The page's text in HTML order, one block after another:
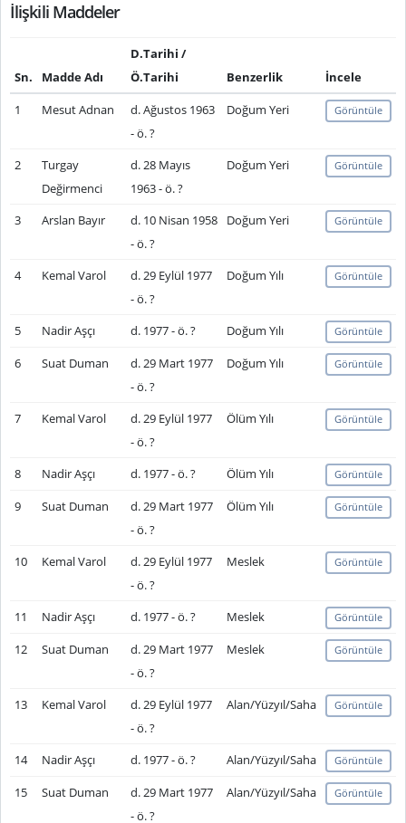
İlişkili Maddeler
Sn. Madde Adı
D.Tarihi /
Ö.Tarihi
Benzerlik
İncele
1
Mesut Adnan
d. Ağustos 1963
- ö. ?
Doğum Yeri Görüntüle
2
Turgay
Değirmenci
d. 28 Mayıs
1963 - ö. ?
Doğum Yeri Görüntüle
3 Arslan Bayır
d. 10 Nisan 1958
- ö. ?
Doğum Yeri Görüntüle
4 Kemal Varol
d. 29 Eylül 1977
- ö. ?
Doğum Yılı Görüntüle
5 Nadir Aşçı d. 1977 - ö. ? Doğum Yılı Görüntüle
6 Suat Duman
d. 29 Mart 1977
- ö. ?
Doğum Yılı Görüntüle
7 Kemal Varol
d. 29 Eylül 1977
- ö. ?
Ölüm Yılı Görüntüle
8 Nadir Aşçı d. 1977 - ö. ? Ölüm Yılı Görüntüle
9 Suat Duman
d. 29 Mart 1977
- ö. ?
Ölüm Yılı Görüntüle
10 Kemal Varol
d. 29 Eylül 1977
- ö. ?
Meslek Görüntüle
11 Nadir Aşçı d. 1977 - ö. ? Meslek Görüntüle
12 Suat Duman
d. 29 Mart 1977
- ö. ?
Meslek Görüntüle
13 Kemal Varol
d. 29 Eylül 1977
- ö. ?
Alan/Yüzyıl/Saha Görüntüle
14 Nadir Aşçı d. 1977 - ö. ? Alan/Yüzyıl/Saha Görüntüle
15 Suat Duman
d. 29 Mart 1977
- ö. ?
Alan/Yüzyıl/Saha Görüntüle